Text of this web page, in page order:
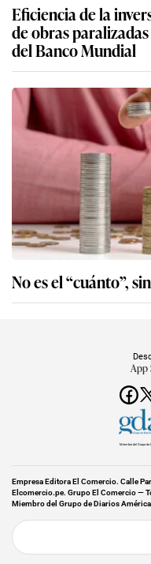
Eficiencia de la
de obras
del Banco Mundial
No es el “cuánto”,
App
Miembro del Grupo de
Empresa Editora El Comercio. Calle
Elcomercio.pe. Grupo El Comercio —
Miembro del Grupo de Diarios América